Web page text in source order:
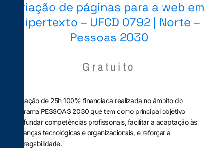
Criação de páginas para a web em
hipertexto – UFCD 0792 | Norte –
Pessoas 2030
Gratuito
Formação de 25h 100% financiada realizada no âmbito do
Programa PESSOAS 2030 que tem como principal objetivo
aprofundar competências profissionais, facilitar a adaptação às
mudanças tecnológicas e organizacionais, e reforçar a
empregabilidade.